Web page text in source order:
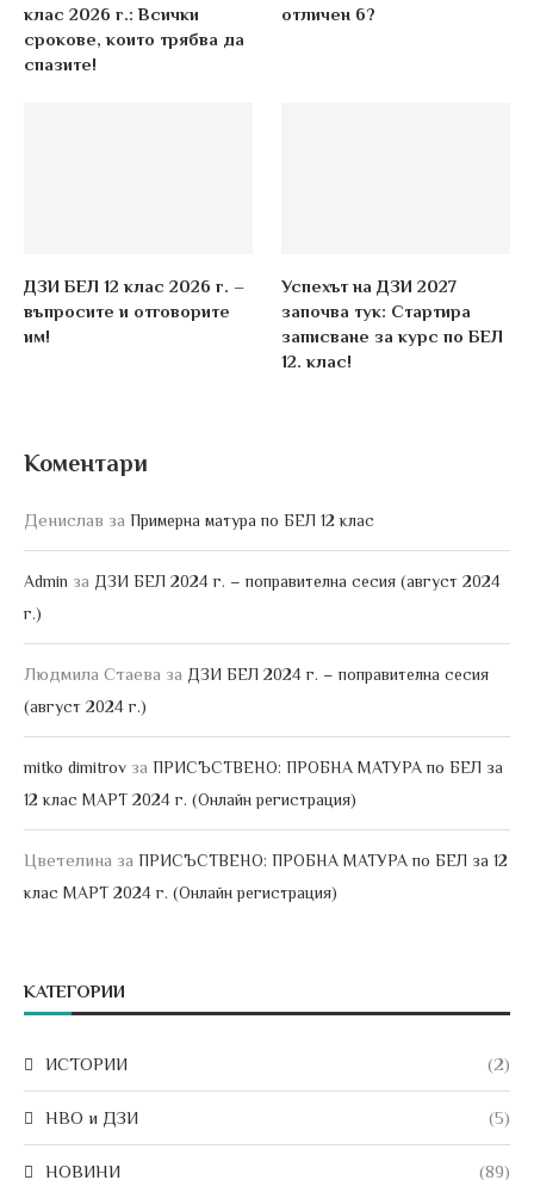
клас 2026 г.: Всички
срокове, които трябва да
спазите!
отличен 6?
ДЗИ БЕЛ 12 клас 2026 г. –
въпросите и отговорите
им!
Успехът на ДЗИ 2027
започва тук: Стартира
записване за курс по БЕЛ
12. клас!
Коментари
Денислав за Примерна матура по БЕЛ 12 клас
Admin за ДЗИ БЕЛ 2024 г. – поправителна сесия (август 2024
г.)
Людмила Стаева за ДЗИ БЕЛ 2024 г. – поправителна сесия
(август 2024 г.)
mitko dimitrov за ПРИСЪСТВЕНО: ПРОБНА МАТУРА по БЕЛ за
12 клас МАРТ 2024 г. (Онлайн регистрация)
Цветелина за ПРИСЪСТВЕНО: ПРОБНА МАТУРА по БЕЛ за 12
клас МАРТ 2024 г. (Онлайн регистрация)
КАТЕГОРИИ
ИСТОРИИ (2)
НВО и ДЗИ (5)
НОВИНИ (89)